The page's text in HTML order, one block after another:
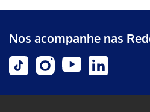
Nos acompanhe nas